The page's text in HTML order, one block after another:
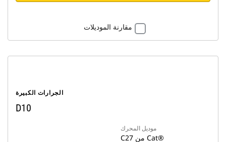
مقارنة الموديلات
الجرارات الكبيرة
D10
موديل المحرك
C27 من Cat®‎